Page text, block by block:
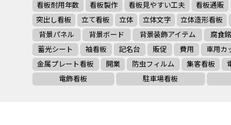
看板耐用年数
看板製作 看板見やすい工夫 看板通販
突出し看板
立て看板 立体 立体文字 立体造形看板
背景パネル
背景ボード 背景装飾アイテム 腐食
蓄光シート
袖看板 記名台 販促 費用
車用カ
金属プレート看板
開業 防虫フィルム 集客看板
電飾看板
駐車場看板